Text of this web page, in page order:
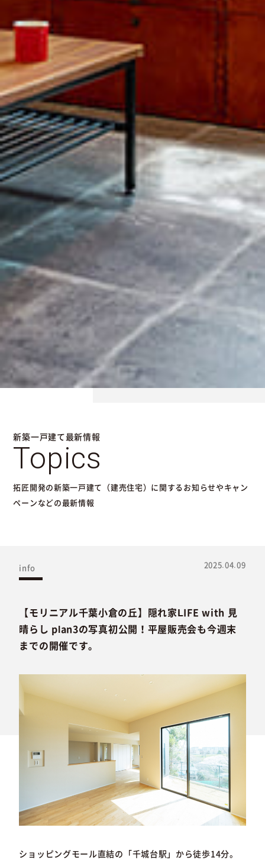
新築一戸建て最新情報
Topics
拓匠開発の新築一戸建て（建売住宅）に関するお知らせやキャン
ペーンなどの最新情報
info 2025.04.09
【モリニアル千葉小倉の丘】隠れ家LIFE with 見
晴らし plan3の写真初公開！平屋販売会も今週末
までの開催です。
ショッピングモール直結の「千城台駅」から徒歩14分。